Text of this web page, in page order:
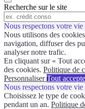
Fermer
le
formulaire
de
recherche
Recherche sur le site
Nous respectons votre vie
Nous utilisons des
navigation, diffuser des
analyser notre trafic.
En cliquant sur « Tout
des cookies. Politique de
PersonnaliserTout
Nous respectons votre vie
Choisissez le type de
pendant un an. Politique